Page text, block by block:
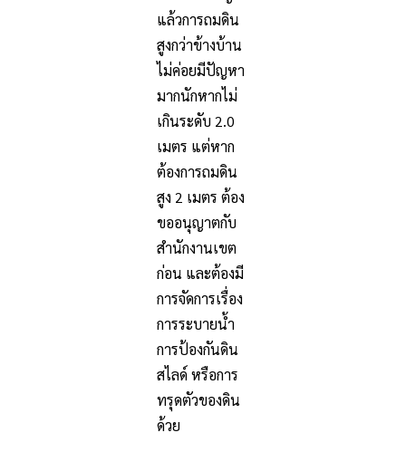
แล้วการถมดิน
สูงกว่าข้างบ้าน
ไม่ค่อยมีปัญหา
มากนักหากไม่
เกินระดับ 2.0
เมตร แต่หาก
ต้องการถมดิน
สูง 2 เมตร ต้อง
ขออนุญาตกับ
สำนักงานเขต
ก่อน และต้องมี
การจัดการเรื่อง
การระบายน้ำ
การป้องกันดิน
สไลด์ หรือการ
ทรุดตัวของดิน
ด้วย